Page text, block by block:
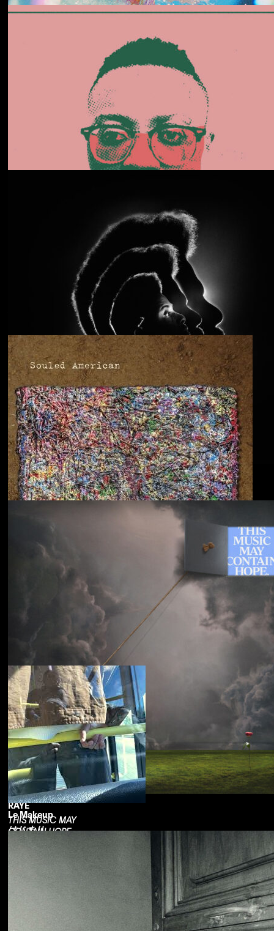
You’re Free to Go
Blu & Exile
Time Heals Everything
Souled American
RAYE
THIS MUSIC MAY
CONTAIN HOPE.
Le Makeup
はじまり